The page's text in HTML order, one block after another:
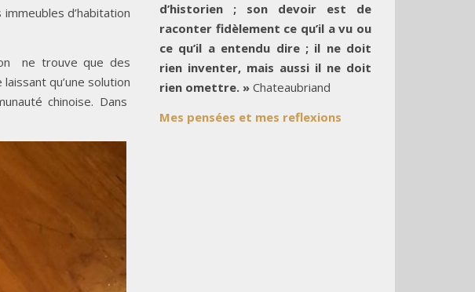
d’habitation
ne trouve que des
qu’une solution
chinoise. Dans
d’historien ; son devoir est de
raconter fidèlement ce qu’il a vu ou
ce qu’il a entendu dire ; il ne doit
rien inventer, mais aussi il ne doit
rien omettre. » Chateaubriand
Mes pensées et mes reflexions